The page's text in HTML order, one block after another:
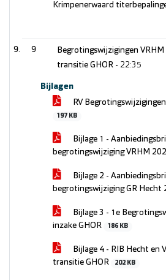
Krimpenerwaard
9
Begrotingswijzigingen VRHM
transitie GHOR - 22:35
Bijlagen
RV
197 KB
Bijlage 1 -
begrotingswijziging VRHM
Bijlage 2 -
begrotingswijziging GR Hecht
Bijlage 3 - 1e
inzake GHOR
186 KB
Bijlage 4 - RIB Hecht en
transitie GHOR
202 KB